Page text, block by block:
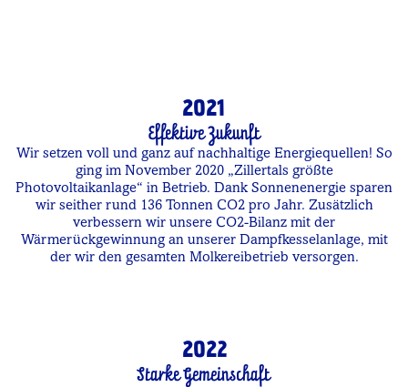
2021
Effektive Zukunft
Wir setzen voll und ganz auf nachhaltige Energiequellen! So
ging im November 2020 „Zillertals größte
Photovoltaikanlage“ in Betrieb. Dank Sonnenenergie sparen
wir seither rund 136 Tonnen CO2 pro Jahr. Zusätzlich
verbessern wir unsere CO2-Bilanz mit der
Wärmerückgewinnung an unserer Dampfkesselanlage, mit
der wir den gesamten Molkereibetrieb versorgen.
2022
Starke Gemeinschaft